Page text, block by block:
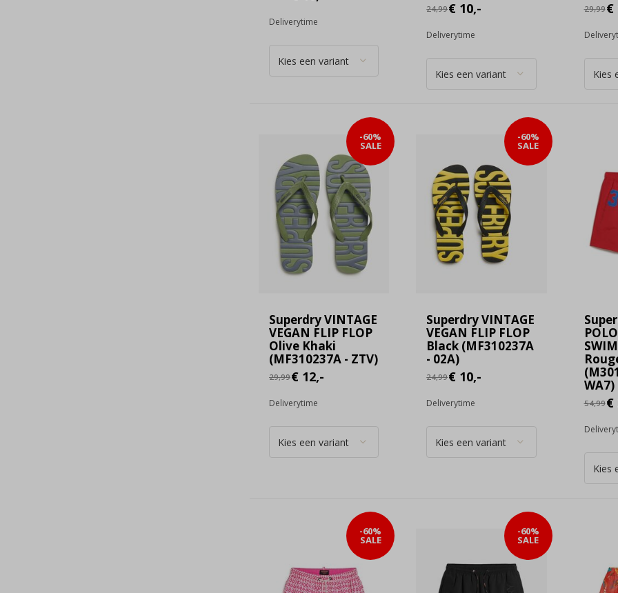
Deliverytime
24,99€ 10,-
Deliverytime
29,99€
Superdry VINTAGE
VEGAN FLIP FLOP
Olive Khaki
(MF310237A - ZTV)
-60%
SALE
29,99€ 12,-
Deliverytime
Superdry VINTAGE
VEGAN FLIP FLOP
Black (MF310237A
- 02A)
-60%
SALE
24,99€ 10,-
Deliverytime
WA7)
54,99€
-60%
SALE
-60%
SALE